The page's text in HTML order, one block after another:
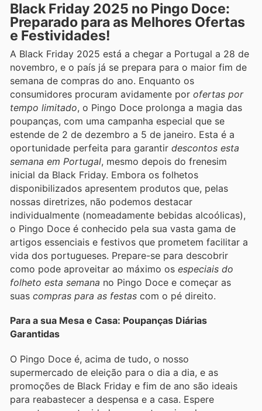
Black Friday 2025 no Pingo Doce:
Preparado para as Melhores Ofertas
e Festividades!
A Black Friday 2025 está a chegar a Portugal a 28 de
novembro, e o país já se prepara para o maior fim de
semana de compras do ano. Enquanto os
consumidores procuram avidamente por ofertas por
tempo limitado, o Pingo Doce prolonga a magia das
poupanças, com uma campanha especial que se
estende de 2 de dezembro a 5 de janeiro. Esta é a
oportunidade perfeita para garantir descontos esta
semana em Portugal, mesmo depois do frenesim
inicial da Black Friday. Embora os folhetos
disponibilizados apresentem produtos que, pelas
nossas diretrizes, não podemos destacar
individualmente (nomeadamente bebidas alcoólicas),
o Pingo Doce é conhecido pela sua vasta gama de
artigos essenciais e festivos que prometem facilitar a
vida dos portugueses. Prepare-se para descobrir
como pode aproveitar ao máximo os especiais do
folheto esta semana no Pingo Doce e começar as
suas compras para as festas com o pé direito.
Para a sua Mesa e Casa: Poupanças Diárias
Garantidas
O Pingo Doce é, acima de tudo, o nosso
supermercado de eleição para o dia a dia, e as
promoções de Black Friday e fim de ano são ideais
para reabastecer a despensa e a casa. Espere